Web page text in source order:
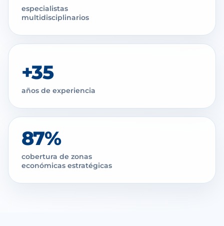
especialistas
multidisciplinarios
+35
años de experiencia
87%
cobertura de zonas
económicas estratégicas